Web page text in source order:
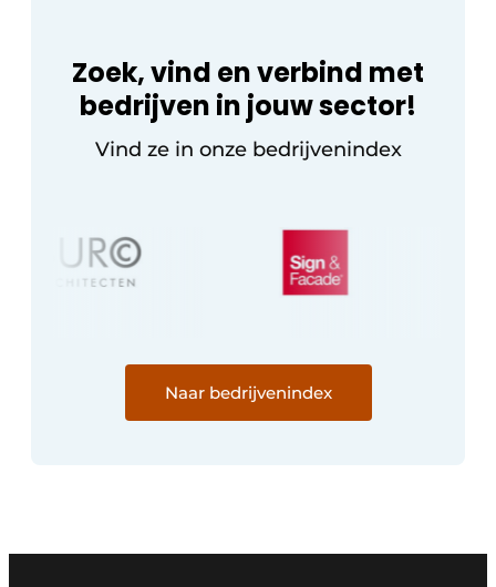
Software
Toegangscontrole
Zonwering
Zoek, vind en verbind met
bedrijven in jouw sector!
Vind ze in onze bedrijvenindex
Naar bedrijvenindex